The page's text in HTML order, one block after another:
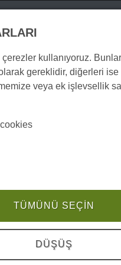
diğer
ve kültürel
daha pek çok
İster özel
kullanıyoruz.
olarak gereklidir, diğerleri
veya ek işlevsellik
TÜMÜNÜ SEÇIN
DÜŞÜŞ